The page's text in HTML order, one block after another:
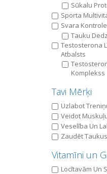
Sūkalu
Sporta
Svara Kontrole
Tauku
Testosterona
Atbalsts
Komplekss
Tavi Mērķi
Uzlabot
Veidot
Veselība Un
Zaudēt Taukus
Vitamīni un
Locītavām Un